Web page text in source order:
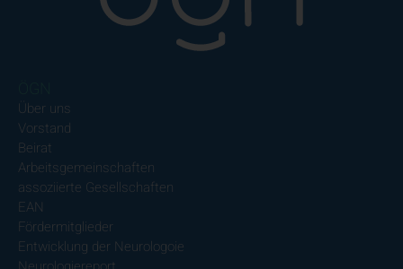
Über uns
Vorstand
Beirat
Arbeitsgemeinschaften
assoziierte Gesellschaften
EAN
Fördermitglieder
Entwicklung der Neurologoie